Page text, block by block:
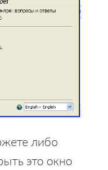
либо
это окно